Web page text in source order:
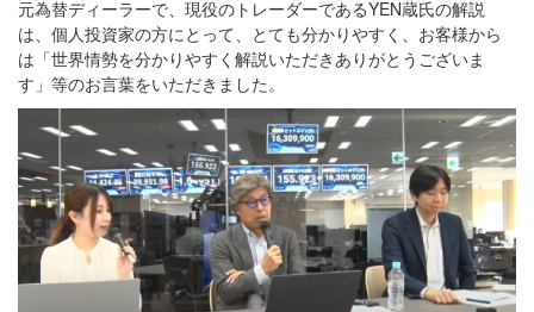
元為替ディーラーで、現役のトレーダーであるYEN蔵氏の解説
は、個人投資家の方にとって、とても分かりやすく、お客様から
は「世界情勢を分かりやすく解説いただきありがとうございま
す」等のお言葉をいただきました。